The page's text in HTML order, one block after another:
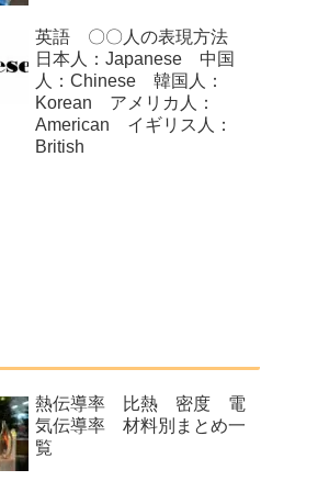
英語 〇〇人の表現方法
日本人：Japanese 中国
人：Chinese 韓国人：
Korean アメリカ人：
American イギリス人：
British
熱伝導率 比熱 密度 電
気伝導率 材料別まとめ一
覧